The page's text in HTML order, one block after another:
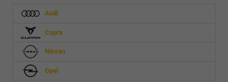
Audi
Cupra
Nissan
Opel